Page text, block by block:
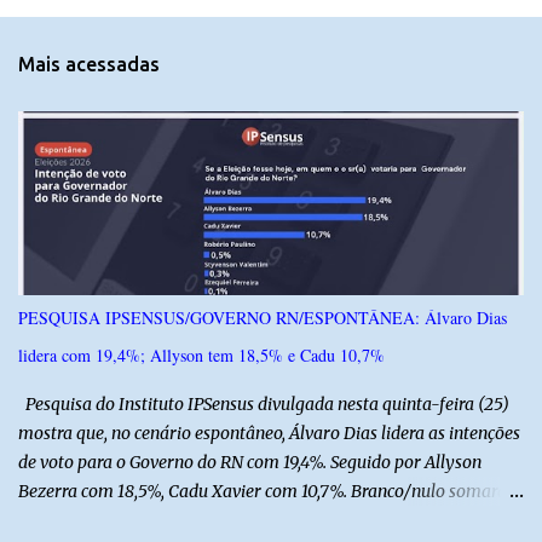
n
r
i
o
Mais acessadas
PESQUISA IPSENSUS/GOVERNO RN/ESPONTÂNEA: Álvaro Dias
lidera com 19,4%; Allyson tem 18,5% e Cadu 10,7%
Pesquisa do Instituto IPSensus divulgada nesta quinta-feira (25)
mostra que, no cenário espontâneo, Álvaro Dias lidera as intenções
de voto para o Governo do RN com 19,4%. Seguido por Allyson
Bezerra com 18,5%, Cadu Xavier com 10,7%. Branco/nulo somaram